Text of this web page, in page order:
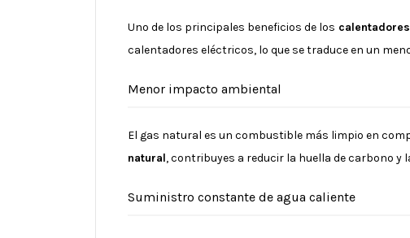
Uno de los principales beneficios de los
calentadores eléctricos, lo que se traduce en un
Menor impacto ambiental
El gas natural es un combustible más limpio en
natural, contribuyes a reducir la huella de carbono y
Suministro constante de agua caliente